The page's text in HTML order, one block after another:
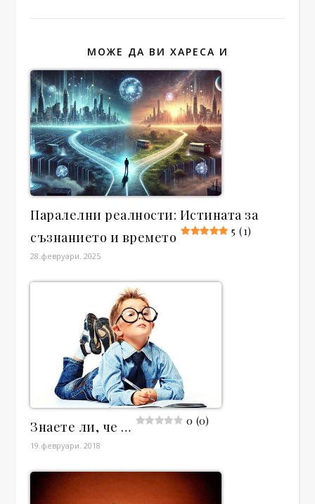
МОЖЕ ДА ВИ ХАРЕСА И
Паралелни реалности: Истината за
съзнанието и времето
5 (1)
28.февруари. 2025
Знаете ли, че … 0 (0)
19.февруари. 2018